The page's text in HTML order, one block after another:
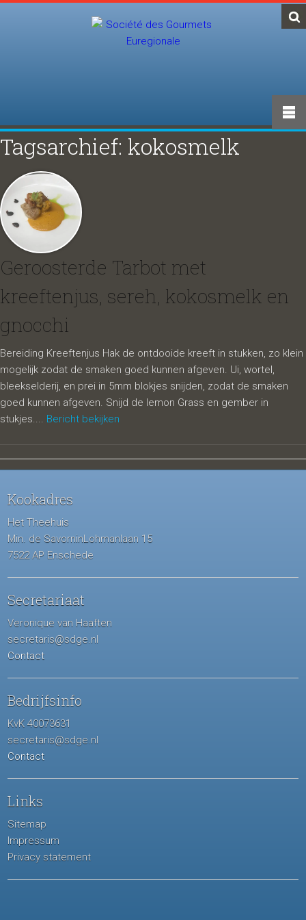
Tagsarchief: kokosmelk
Geroosterde Tarbot met
kreeftenjus, sereh, kokosmelk en
gnocchi
Bereiding Kreeftenjus Hak de ontdooide kreeft in stukken, zo klein
mogelijk zodat de smaken goed kunnen afgeven. Ui, wortel,
bleekselderij, en prei in 5mm blokjes snijden, zodat de smaken
goed kunnen afgeven. Snijd de lemon Grass en gember in
stukjes.... Bericht bekijken
Kookadres
Het Theehuis
Min. de SavorninLohmanlaan 15
7522 AP Enschede
Secretariaat
Veronique van Haaften
secretaris@sdge.nl
Contact
Bedrijfsinfo
KvK 40073631
secretaris@sdge.nl
Contact
Links
Sitemap
Impressum
Privacy statement